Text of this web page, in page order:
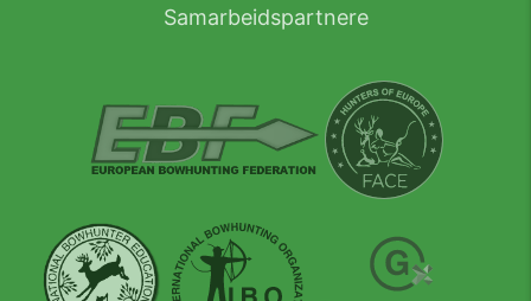
Samarbeidspartnere